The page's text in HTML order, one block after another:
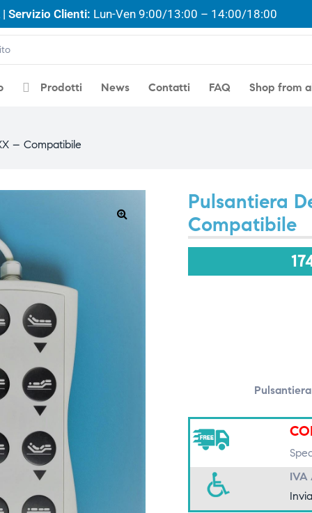
Servizio Clienti: Lun-Ven 9:00/13:00 – 14:00/18:00
Prodotti News Contatti FAQ Shop from
– Compatibile
Pulsantiera
Compatibile
IVA